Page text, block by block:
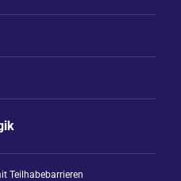
Teilhabebarrieren